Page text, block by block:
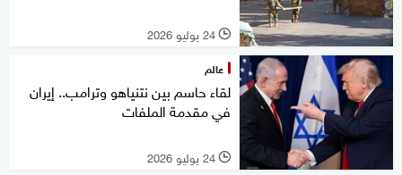
l 24 يوليو 2026
عالم
لقاء حاسم بين نتنياهو وترامب.. إيران
في مقدمة الملفات
l 24 يوليو 2026